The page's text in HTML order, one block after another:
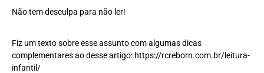
Não tem desculpa para não ler!
Fiz um texto sobre esse assunto com algumas dicas
complementares ao desse artigo: https://rcreborn.com.br/leitura-
infantil/